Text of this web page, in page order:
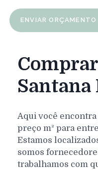
ENVIAR ORÇAMENTO
Santana
Aqui você
preço m² para
Estamos
somos
trabalhamos com